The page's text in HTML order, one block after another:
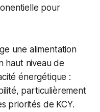
pour
une alimentation
haut niveau de
énergétique :
particulièrement
priorités de KCY.